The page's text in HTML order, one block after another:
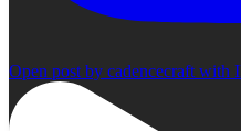
Open post by cadencecraft with